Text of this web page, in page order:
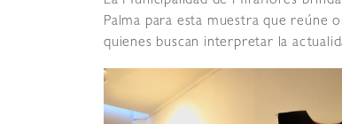
Palma para esta muestra que reúne
quienes buscan interpretar la